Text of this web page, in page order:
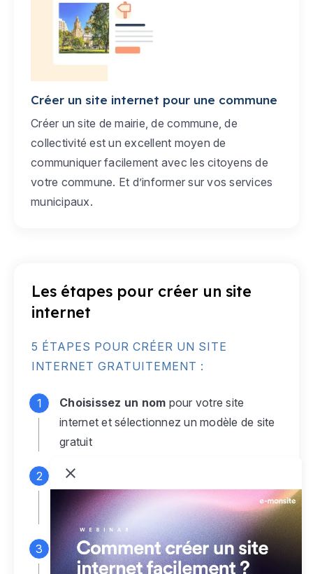
Créer un site internet pour une commune
Créer un site de mairie, de commune, de
collectivité est un excellent moyen de
communiquer facilement avec les citoyens de
votre commune. Et d’informer sur vos services
municipaux.
Les étapes pour créer un site
internet
5 ÉTAPES POUR CRÉER UN SITE
INTERNET GRATUITEMENT :
Choisissez un nom pour votre site
internet et sélectionnez un modèle de site
gratuit
Connectez-vous
monsite gratuit pour accéder à votre
espace d'administration
Personnalisez entièrement le
designpour créer un site web sur-mesure,